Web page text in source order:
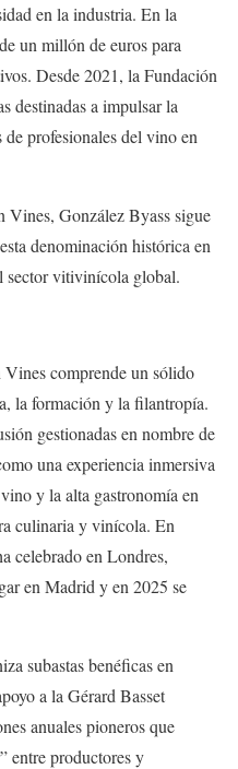
en la industria. En la
un millón de euros para
Desde 2021, la Fundación
destinadas a impulsar la
profesionales del vino en
González Byass sigue
denominación histórica en
sector vitivinícola global.
comprende un sólido
la formación y la filantropía.
gestionadas en nombre de
una experiencia inmersiva
y la alta gastronomía en
culinaria y vinícola. En
celebrado en Londres,
en Madrid y en 2025 se
subastas benéficas en
a la Gérard Basset
anuales pioneros que
entre productores y